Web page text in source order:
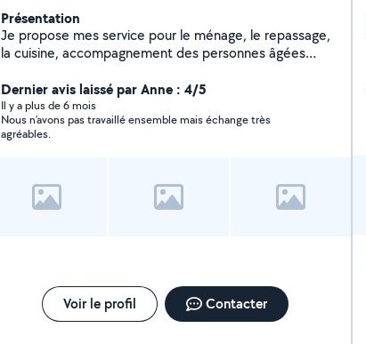
Présentation
Je propose mes service pour le ménage, le repassage,
la cuisine, accompagnement des personnes âgées
soutien scolaire.
Dernier avis laissé par Anne : 4/5
Il y a plus de 6 mois
Nous n’avons pas travaillé ensemble mais échange très
agréables.
Voir le profil Contacter